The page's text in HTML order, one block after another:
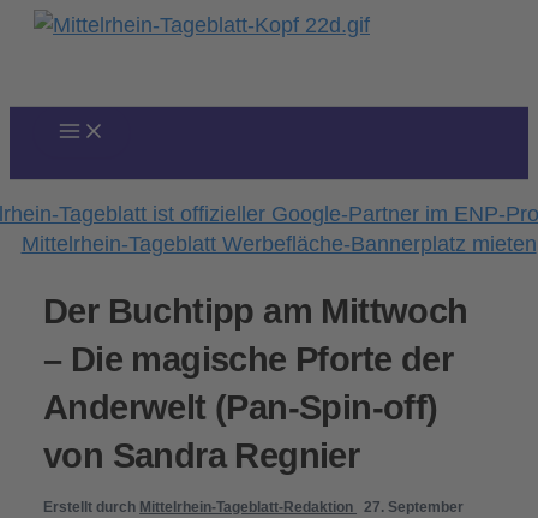
Zum
Der Buchtipp am Mittwoch
– Die magische Pforte der
Anderwelt (Pan-Spin-off)
von Sandra Regnier
Erstellt durch Mittelrhein-Tageblatt-Redaktion
27. September